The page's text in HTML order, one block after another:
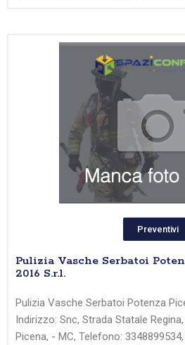
Preventivi
Pulizia Vasche Serbatoi
2016 S.r.l.
Pulizia Vasche Serbatoi Potenza
Indirizzo: Snc, Strada Statale
Picena, - MC, Telefono: